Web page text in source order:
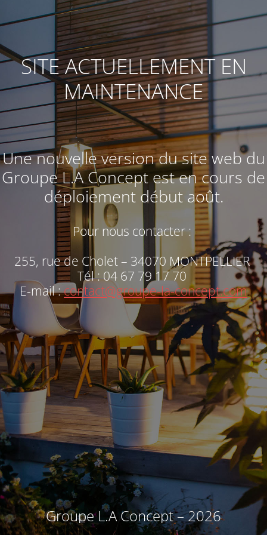
SITE ACTUELLEMENT EN
MAINTENANCE
Une nouvelle version du site web du
Groupe L.A Conceptest en cours de
déploiement début août.
Pour nous contacter :
255, rue de Cholet – 34070 MONTPELLIER
Tél : 04 67 79 17 70
E-mail :contact@groupe-la-concept.com
Groupe L.A Concept – 2026